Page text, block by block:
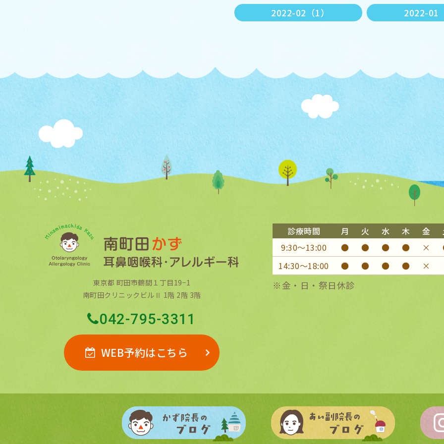
2022-02（1） 2022-01
東京都 町田市鶴間１丁目19−1
南町田クリニックビルⅡ 1階 2階 3階
042-795-3311
WEB予約はこちら
診療時間 月 火 水 木 金
9:30〜13:00
● ● ● ● ×
14:30〜18:00
● ● ● ● ×
※金・日・祭日休診